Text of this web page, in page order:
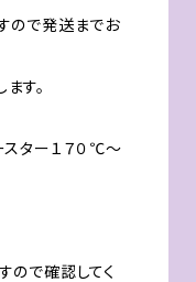
ので発送までお
す。
スター１７０℃～
ので確認してく